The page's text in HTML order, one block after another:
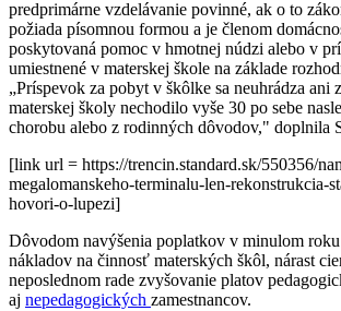
predprimárne vzdelávanie povinné, ak o to
požiada písomnou formou a je členom
poskytovaná pomoc v hmotnej núdzi alebo v
umiestnené v materskej škole na základe
„Príspevok za pobyt v škôlke sa neuhrádza ani
materskej školy nechodilo vyše 30 po sebe
chorobu alebo z rodinných dôvodov," doplnila
[link url = https://trencin.standard.sk/550356/
megalomanskeho-terminalu-len-rekonstrukcia-
hovori-o-lupezi]
Dôvodom navýšenia poplatkov v minulom
nákladov na činnosť materských škôl, nárast
neposlednom rade zvyšovanie platov
aj nepedagogických zamestnancov.